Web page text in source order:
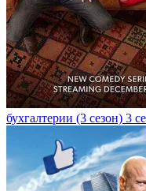
бухгалтерии (3 сезон) 3